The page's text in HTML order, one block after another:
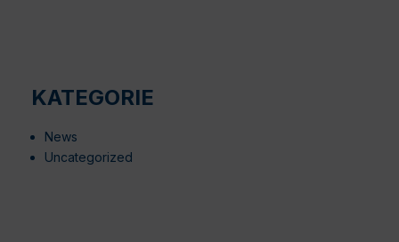
KATEGORIE
News
Uncategorized